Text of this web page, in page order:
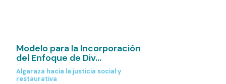
Modelo para la Incorporación
del Enfoque de Div...
Algaraza hacia la justicia social y
restaurativa